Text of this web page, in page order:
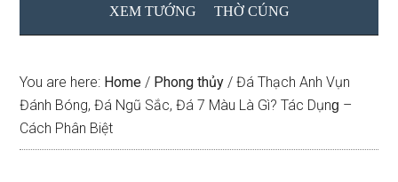
XEM TƯỚNG THỜ CÚNG
You are here: Home / Phong thủy / Đá Thạch Anh Vụn
Đánh Bóng, Đá Ngũ Sắc, Đá 7 Màu Là Gì? Tác Dụnɡ –
Cách Phân Biệt